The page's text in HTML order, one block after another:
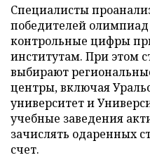
Специалисты
победителей
контрольные цифры
институтам. При этом
выбирают
центры, включая
университет и
учебные заведения
зачислять одаренных
счет.